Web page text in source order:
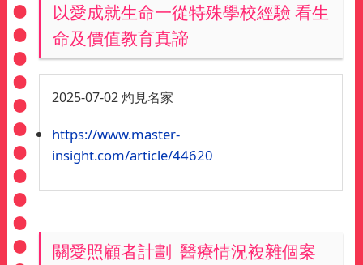
以愛成就生命一從特殊學校經驗 看生
命及價值教育真諦
2025-07-02 灼見名家
https://www.master-
insight.com/article/44620
關愛照顧者計劃 醫療情況複雜個案